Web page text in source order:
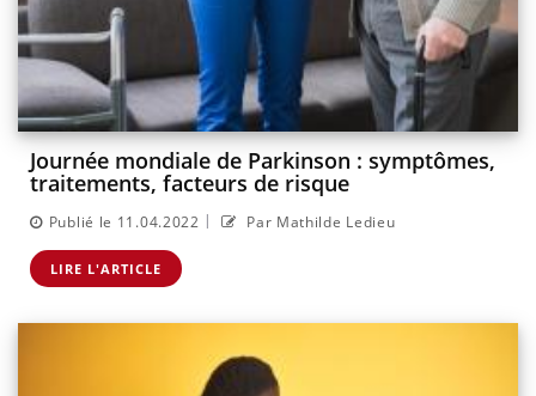
Journée mondiale de Parkinson : symptômes,
traitements, facteurs de risque
Publié le 11.04.2022 | Par Mathilde Ledieu
LIRE L'ARTICLE